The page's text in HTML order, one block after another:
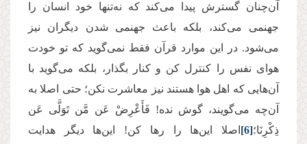
آن‌چنان گسترش پیدا می‌کند که نه‌تنها خود انسان را
جهنمی می‌کند، بلکه باعث جهنمی شدن دیگران نیز
می‌شود. در این موارد قرآن فقط نمی‌گوید که تو خودت
هوای نفس را کنترل کن و کنار بگذار، بلکه می‌گوید با
آن‌هایی که اهل هوا هستند نیز معاشرت نکن؛ حتی اصلا به
آن‌چه می‌گویند، گوش نده! فَأَعْرِضْ عَن مَّن تَوَلَّى عَن
ذِكْرِنَا؛[6] اصلا این‌ها را رها کن! این‌ها دیگر هدایت